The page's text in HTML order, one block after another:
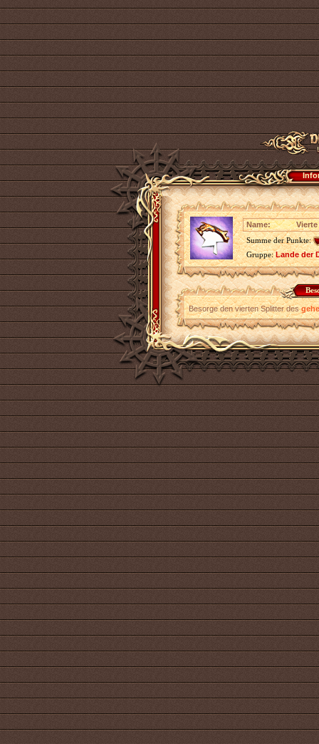
Name:
Summe der Punkte:
Gruppe:Lande der
Besorge den vierten Splitter des